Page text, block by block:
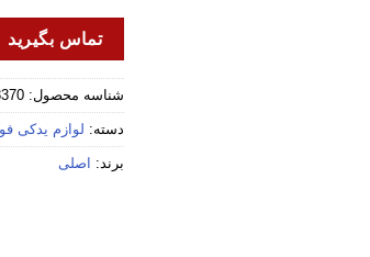
تماس بگیرید
شناسه محصول:
دسته: لوازم یدکی
برند: اصلی